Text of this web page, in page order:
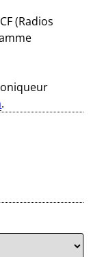
(Radios
.